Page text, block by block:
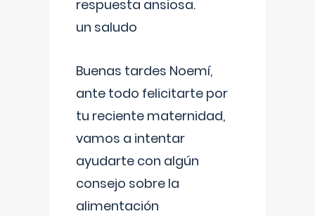
respuesta ansiosa.
un saludo
Buenas tardes Noemí,
ante todo felicitarte por
tu reciente maternidad,
vamos a intentar
ayudarte con algún
consejo sobre la
alimentación